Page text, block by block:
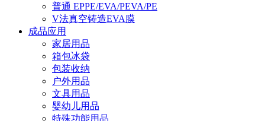
普通 EPPE/EVA/PEVA/PE
V法真空铸造EVA膜
成品应用
家居用品
箱包冰袋
包装收纳
户外用品
文具用品
婴幼儿用品
特殊功能用品